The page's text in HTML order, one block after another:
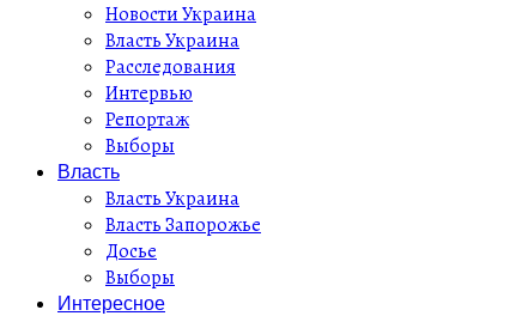
Новости Украина
Власть Украина
Расследования
Интервью
Репортаж
Выборы
Власть
Власть Украина
Власть Запорожье
Досье
Выборы
Интересное